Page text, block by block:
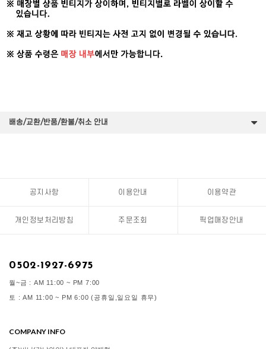
배송/교환/반품/환불/취소 안내
공지사항 이용안내 이용약관
개인정보처리방침 주문조회 픽업매장안내
0502-1927-6975
월~금 : AM 11:00 ~ PM 7:00
토 : AM 11:00 ~ PM 6:00 (공휴일,일요일 휴무)
COMPANY INFO